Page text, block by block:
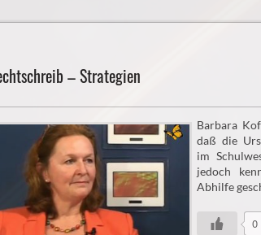
– Strategien
Barbara
daß die
im
jedoch
Abhilfe
0